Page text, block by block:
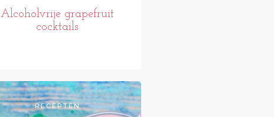
Alcoholvrije grapefruit
cocktails
RECEPTEN